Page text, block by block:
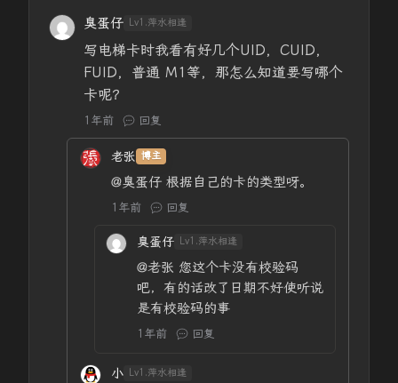
臭蛋仔 Lv1.萍水相逢
写电梯卡时我看有好几个UID，CUID，
FUID，普通 M1等，那怎么知道要写哪个
卡呢？
1年前 回复
老张 博主
@臭蛋仔 根据自己的卡的类型呀。
1年前 回复
臭蛋仔 Lv1.萍水相逢
@老张 您这个卡没有校验码
吧，有的话改了日期不好使听说
是有校验码的事
1年前 回复
小 Lv1.萍水相逢